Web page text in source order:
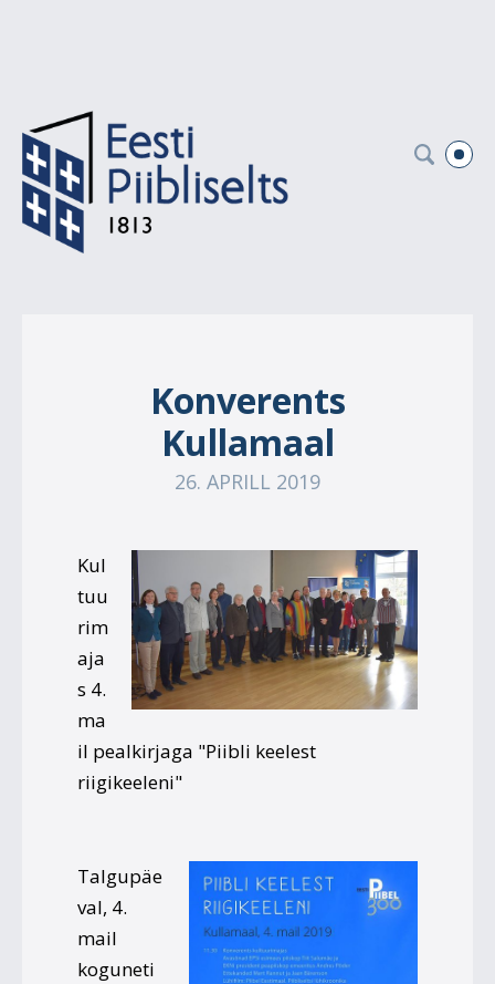
Konverents
Kullamaal
26. APRILL 2019
Kul
tuu
rim
aja
s 4.
ma
il pealkirjaga "Piibli keelest
riigikeeleni"
Talgupäe
val, 4.
mail
koguneti